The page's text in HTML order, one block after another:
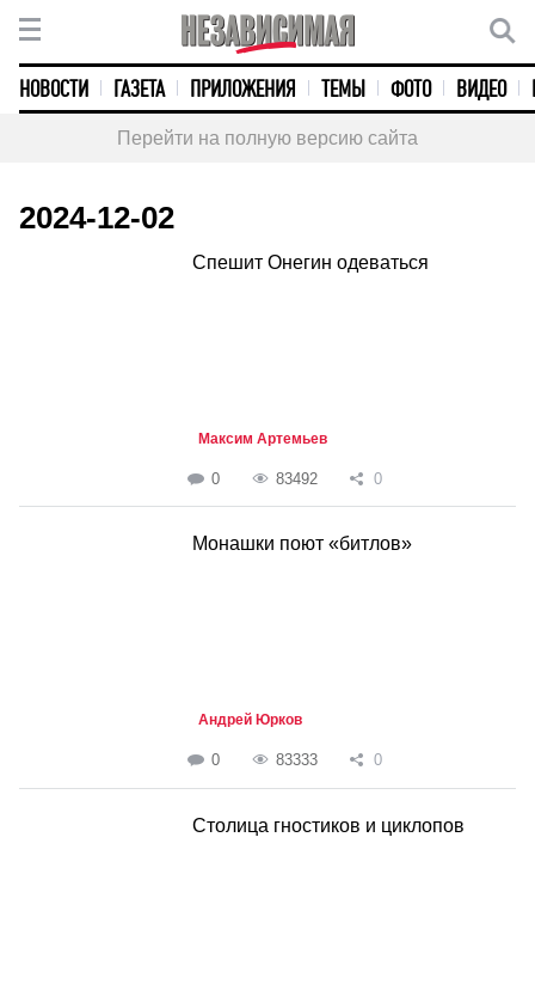
НОВОСТИ ГАЗЕТА ПРИЛОЖЕНИЯ ТЕМЫ ФОТО ВИДЕО
Перейти на полную версию сайта
2024-12-02
Спешит Онегин одеваться
Максим Артемьев
0 83492 0
Монашки поют «битлов»
Андрей Юрков
0 83333 0
Столица гностиков и циклопов